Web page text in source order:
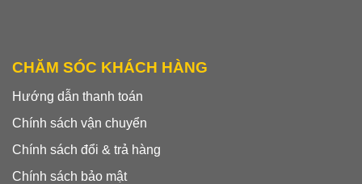
CHĂM SÓC KHÁCH HÀNG
Hướng dẫn thanh toán
Chính sách vận chuyển
Chính sách đổi & trả hàng
Chính sách bảo mật